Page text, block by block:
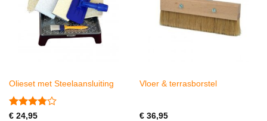
Olieset met Steelaansluiting
Gewaardeerd
€24,95
Vloer & terrasborstel
€36,95